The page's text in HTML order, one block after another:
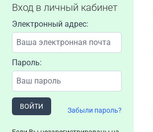
Вход в личный кабинет
Электронный адрес:
Пароль:
ВОЙТИ Забыли пароль?